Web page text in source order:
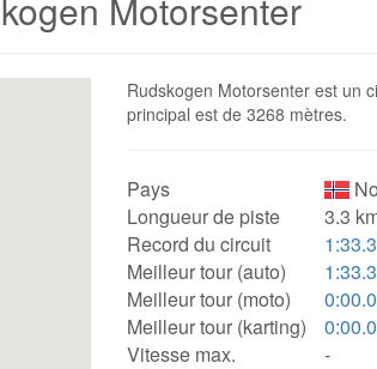
Rudskogen Motorsenter est un
principal est de 3268 mètres.
Pays
Longueur de piste
3.3
Record du circuit
Meilleur tour (auto)
Meilleur tour (moto)
Meilleur tour (karting)
Vitesse max.
-